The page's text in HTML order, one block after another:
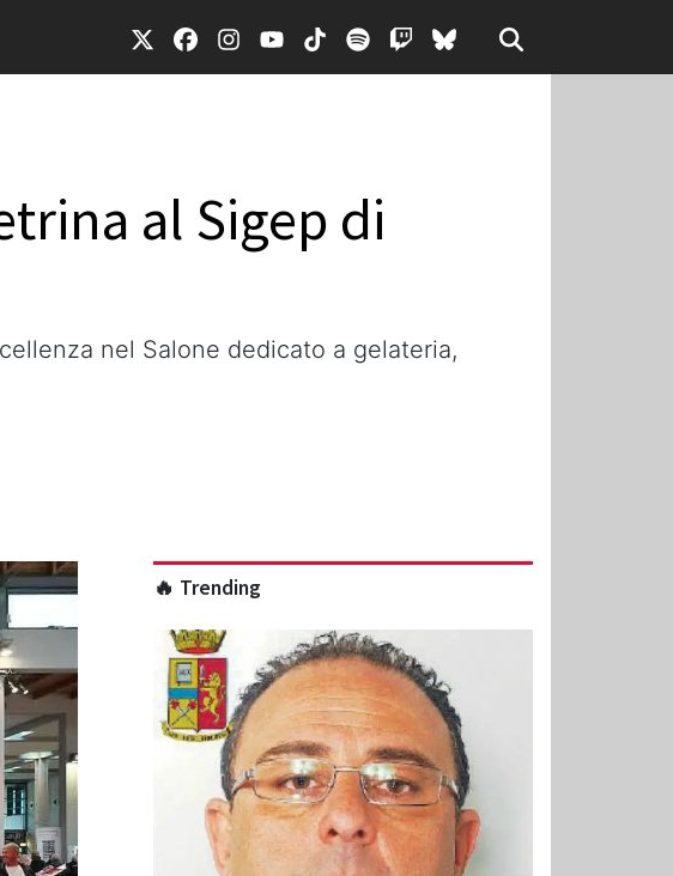
al Sigep di
nel Salone dedicato a gelateria,
🔥 Trending